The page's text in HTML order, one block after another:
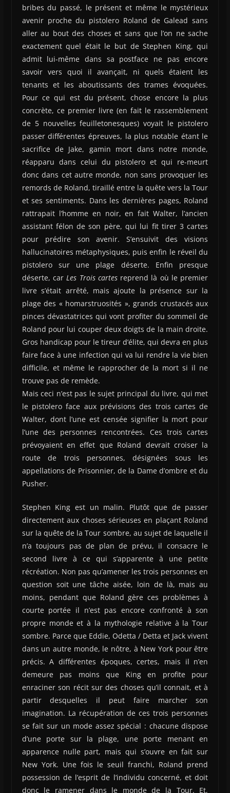
bribes du passé, le présent et même le mystérieux
avenir proche du pistolero Roland de Galead sans
aller au bout des choses et sans que l’on ne sache
exactement quel était le but de Stephen King, qui
admit lui-même dans sa postface ne pas encore
savoir vers quoi il avançait, ni quels étaient les
tenants et les aboutissants des trames évoquées.
Pour ce qui est du présent, chose encore la plus
concrète, ce premier livre (en fait le rassemblement
de 5 nouvelles feuilletonesques) voyait le pistolero
passer différentes épreuves, la plus notable étant le
sacrifice de Jake, gamin mort dans notre monde,
réapparu dans celui du pistolero et qui re-meurt
donc dans cet autre monde, non sans provoquer les
remords de Roland, tiraillé entre la quête vers la Tour
et ses sentiments. Dans les dernières pages, Roland
rattrapait l’homme en noir, en fait Walter, l’ancien
assistant félon de son père, qui lui fit tirer 3 cartes
pour prédire son avenir. S’ensuivit des visions
hallucinatoires métaphysiques, puis enfin le réveil du
pistolero sur une plage déserte. Enfin presque
déserte, carLes Trois cartesreprend là où le premier
livre s’était arrêté, mais ajoute la présence sur la
plage des « homarstruosités », grands crustacés aux
pinces dévastatrices qui vont profiter du sommeil de
Roland pour lui couper deux doigts de la main droite.
Gros handicap pour le tireur d’élite, qui devra en plus
faire face à une infection qui va lui rendre la vie bien
difficile, et même le rapprocher de la mort si il ne
trouve pas de remède.
Mais ceci n’est pas le sujet principal du livre, qui met
le pistolero face aux prévisions des trois cartes de
Walter, dont l’une est censée signifier la mort pour
l’une des personnes rencontrées. Ces trois cartes
prévoyaient en effet que Roland devrait croiser la
route de trois personnes, désignées sous les
appellations de Prisonnier, de la Dame d’ombre et du
Pusher.
Stephen King est un malin. Plutôt que de passer
directement aux choses sérieuses en plaçant Roland
sur la quête de la Tour sombre, au sujet de laquelle il
n’a toujours pas de plan de prévu, il consacre le
second livre à ce qui s’apparente à une petite
récréation. Non pas qu’amener les trois personnes en
question soit une tâche aisée, loin de là, mais au
moins, pendant que Roland gère ces problèmes à
courte portée il n’est pas encore confronté à son
propre monde et à la mythologie relative à la Tour
sombre. Parce que Eddie, Odetta / Detta et Jack vivent
dans un autre monde, le nôtre, à New York pour être
précis. A différentes époques, certes, mais il n’en
demeure pas moins que King en profite pour
enraciner son récit sur des choses qu’il connait, et à
partir desquelles il peut faire marcher son
imagination. La récupération de ces trois personnes
se fait sur un mode assez spécial : chacune dispose
d’une porte sur la plage, une porte menant en
apparence nulle part, mais qui s’ouvre en fait sur
New York. Une fois le seuil franchi, Roland prend
possession de l’esprit de l’individu concerné, et doit
donc le ramener dans le monde de la Tour. Et,